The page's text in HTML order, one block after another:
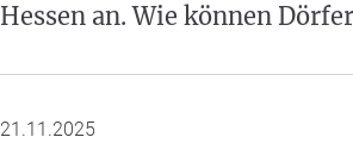
Hessen an. Wie können
21.11.2025